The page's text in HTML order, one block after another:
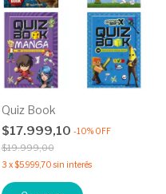
Quiz Book
$17.999,10 -10% OFF
$19.999,00
3 x$5.999,70 sin interés